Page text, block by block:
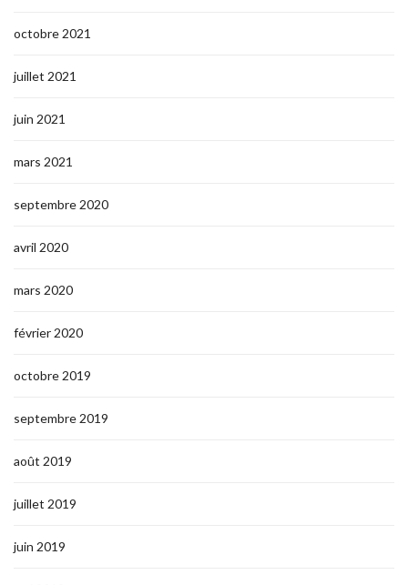
octobre 2021
juillet 2021
juin 2021
mars 2021
septembre 2020
avril 2020
mars 2020
février 2020
octobre 2019
septembre 2019
août 2019
juillet 2019
juin 2019